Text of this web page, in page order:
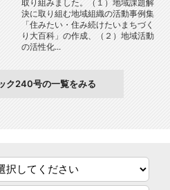
取り組みました。（１）地域課題解
決に取り組む地域組織の活動事例集
「住みたい・住み続けたいまちづく
り大百科」の作成、（２）地域活動
の活性化...
ク240号の一覧をみる